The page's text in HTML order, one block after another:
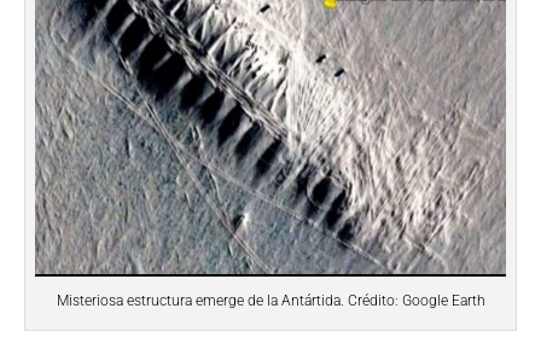
Misteriosa estructura emerge de la Antártida. Crédito: Google Earth